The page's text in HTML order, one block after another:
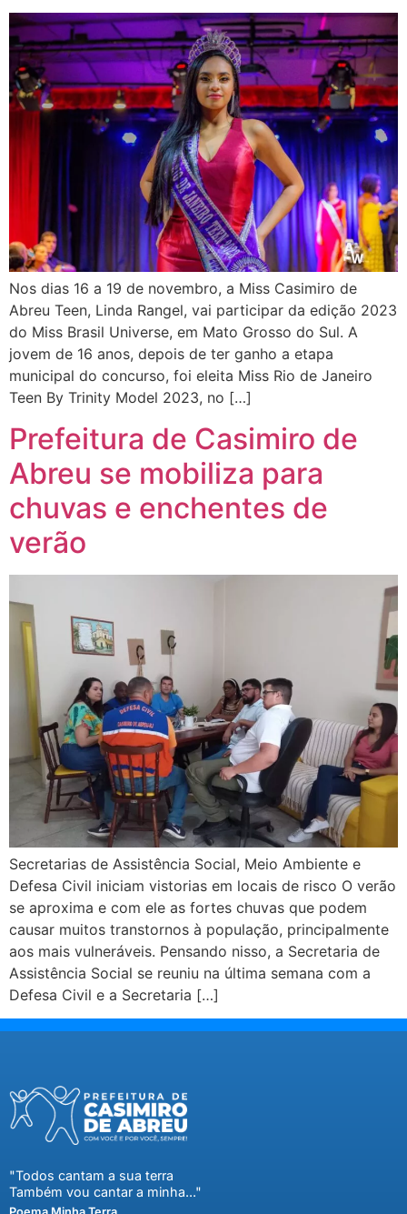
Nos dias 16 a 19 de novembro, a Miss Casimiro de
Abreu Teen, Linda Rangel, vai participar da edição 2023
do Miss Brasil Universe, em Mato Grosso do Sul. A
jovem de 16 anos, depois de ter ganho a etapa
municipal do concurso, foi eleita Miss Rio de Janeiro
Teen By Trinity Model 2023, no […]
Prefeitura de Casimiro de
Abreu se mobiliza para
chuvas e enchentes de
verão
Secretarias de Assistência Social, Meio Ambiente e
Defesa Civil iniciam vistorias em locais de risco O verão
se aproxima e com ele as fortes chuvas que podem
causar muitos transtornos à população, principalmente
aos mais vulneráveis. Pensando nisso, a Secretaria de
Assistência Social se reuniu na última semana com a
Defesa Civil e a Secretaria […]
"Todos cantam a sua terra
Também vou cantar a minha..."